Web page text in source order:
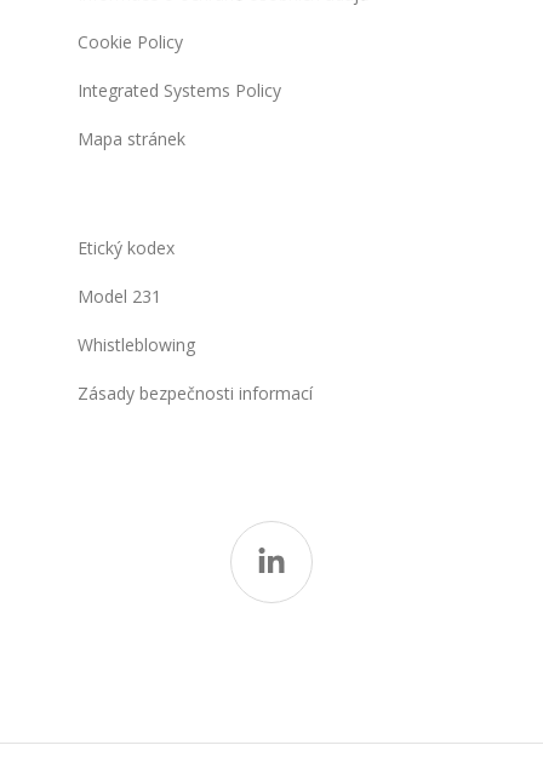
Cookie Policy
Integrated Systems Policy
Mapa stránek
Etický kodex
Model 231
Whistleblowing
Zásady bezpečnosti informací